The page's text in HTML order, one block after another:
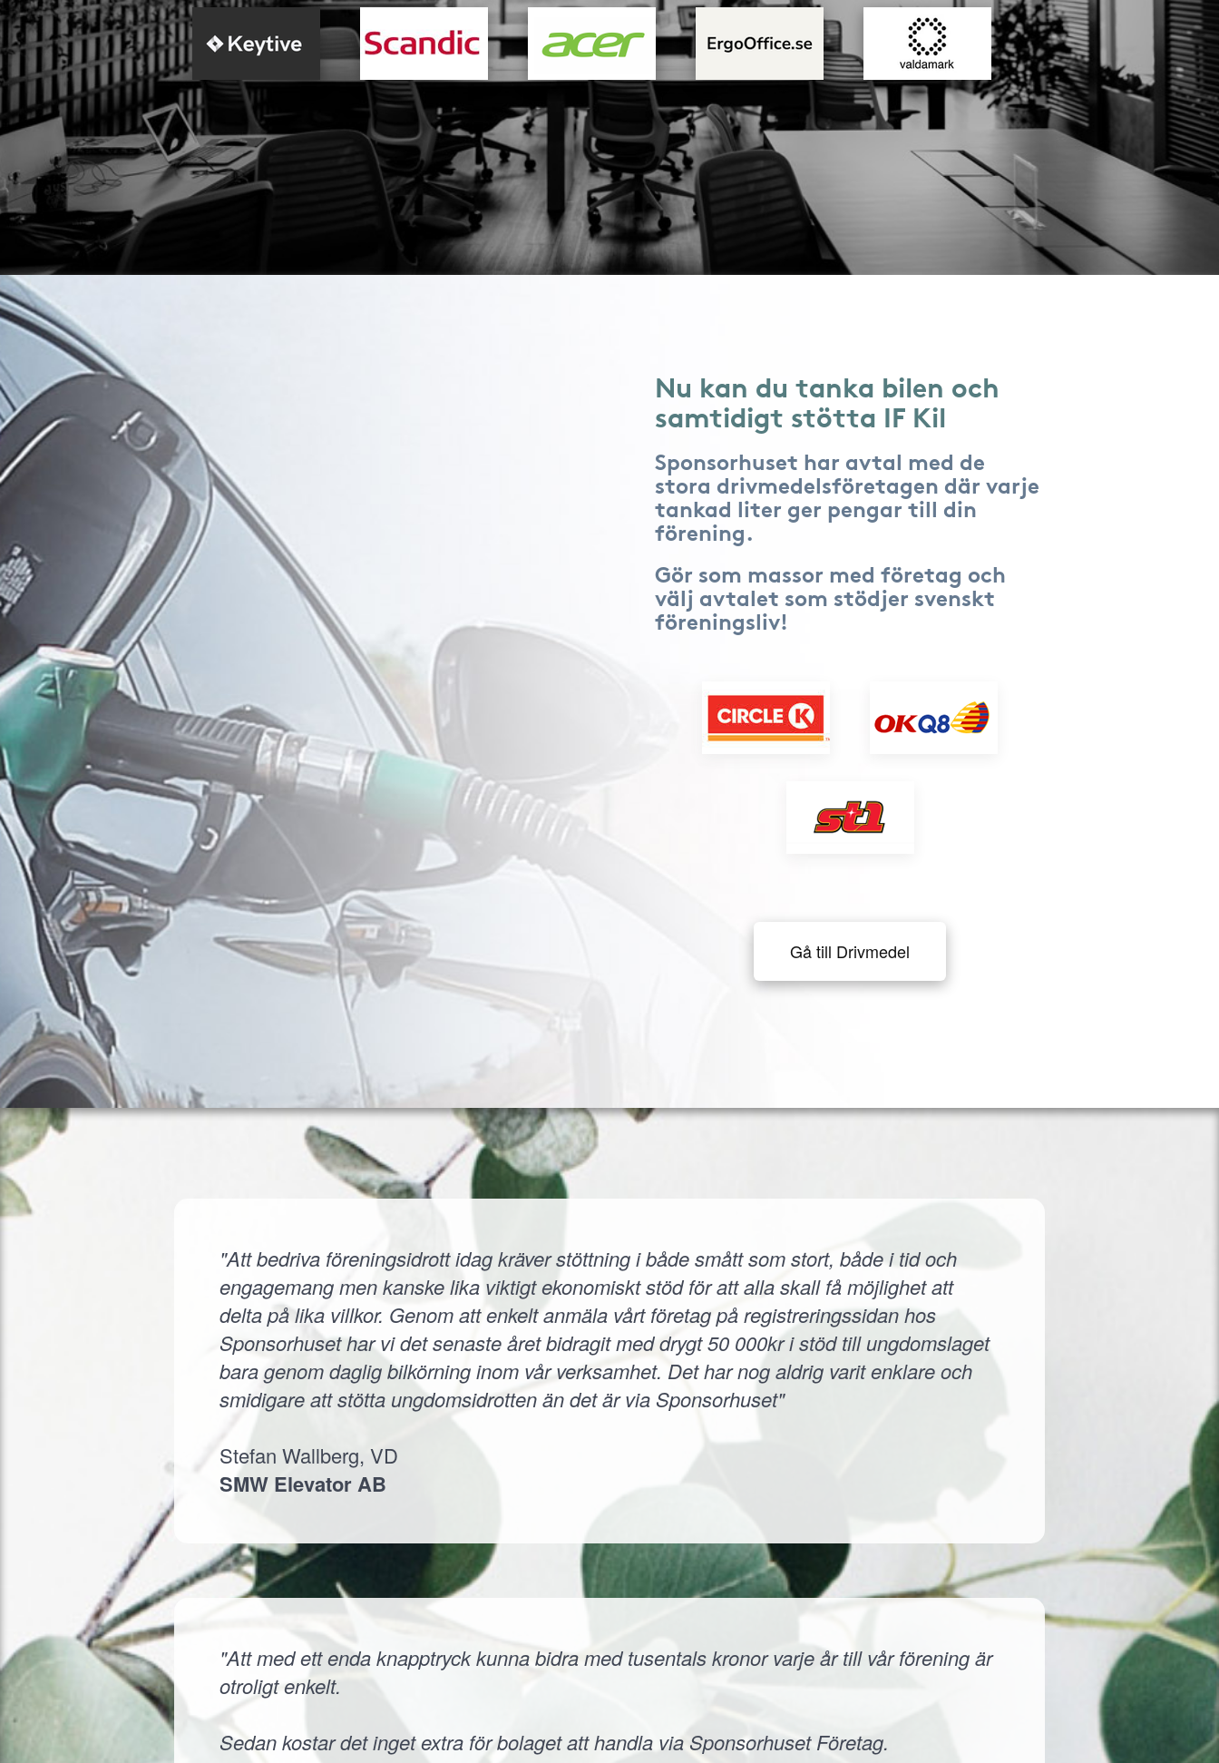
Nu kan du tanka bilen och
samtidigt stötta IF Kil
Sponsorhuset har avtal med de
stora drivmedelsföretagen där varje
tankad liter ger pengar till din
förening.
Gör som massor med företag och
välj avtalet som stödjer svenskt
föreningsliv!
Gå till Drivmedel
"Att bedriva föreningsidrott idag kräver stöttning i både smått som stort, både i tid och
engagemang men kanske lika viktigt ekonomiskt stöd för att alla skall få möjlighet att
delta på lika villkor. Genom att enkelt anmäla vårt företag på registreringssidan hos
Sponsorhuset har vi det senaste året bidragit med drygt 50 000kr i stöd till ungdomslaget
bara genom daglig bilkörning inom vår verksamhet. Det har nog aldrig varit enklare och
smidigare att stötta ungdomsidrotten än det är via Sponsorhuset"
Stefan Wallberg, VD
SMW Elevator AB
"Att med ett enda knapptryck kunna bidra med tusentals kronor varje år till vår förening är
otroligt enkelt.
Sedan kostar det inget extra för bolaget att handla via Sponsorhuset Företag.